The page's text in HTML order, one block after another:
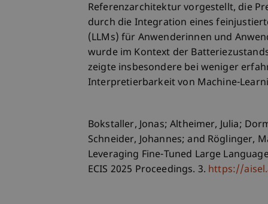
Referenzarchitektur vorgestellt, die
durch die Integration eines
(LLMs) für Anwenderinnen und
wurde im Kontext der
zeigte insbesondere bei weniger
Interpretierbarkeit von Machine-
Bokstaller, Jonas; Altheimer, Julia;
Schneider, Johannes; and Röglinger,
Leveraging Fine-Tuned Large
ECIS 2025 Proceedings. 3. https://